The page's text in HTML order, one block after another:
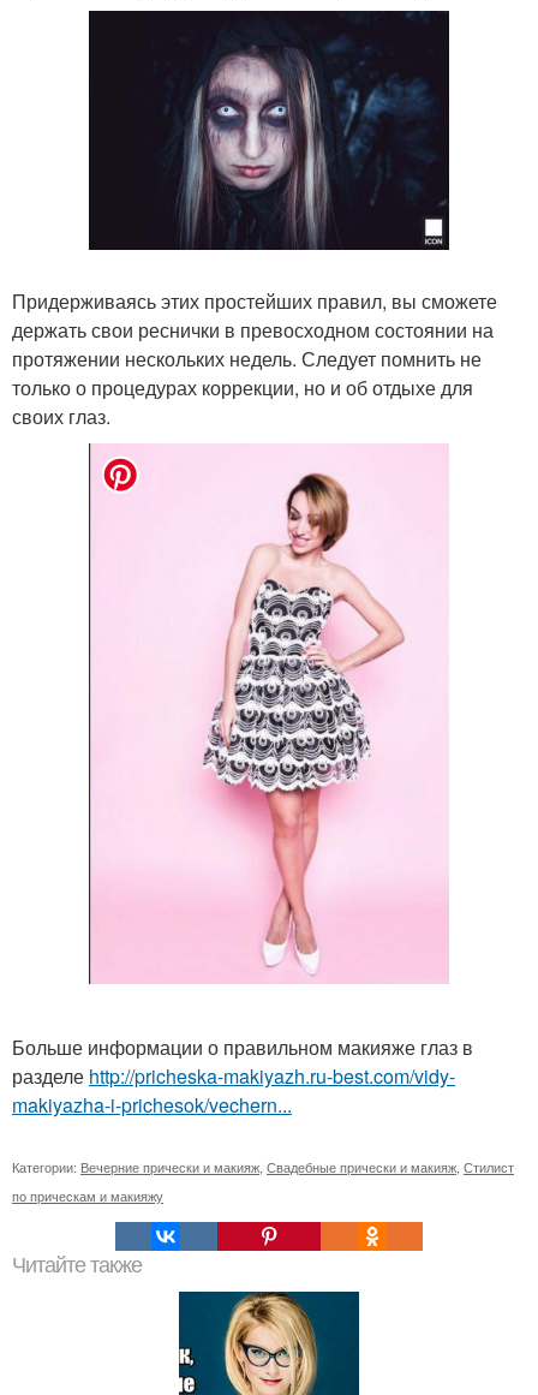
Придерживаясь этих простейших правил, вы сможете
держать свои реснички в превосходном состоянии на
протяжении нескольких недель. Следует помнить не
только о процедурах коррекции, но и об отдыхе для
своих глаз.
Больше информации о правильном макияже глаз в
разделе http://pricheska-makiyazh.ru-best.com/vidy-
makiyazha-i-prichesok/vechern...
Категории: Вечерние прически и макияж Свадебные прически и макияж Стилист
по прическам и макияжу
Читайте также